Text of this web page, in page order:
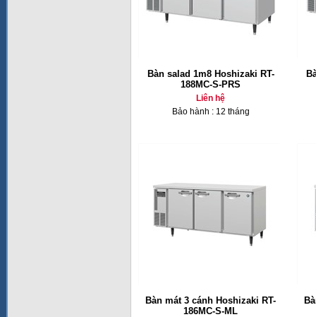
Bàn salad 1m8 Hoshizaki RT-
188MC-S-PRS
Liên hệ
Bảo hành : 12 tháng
Bàn mát 3 cánh Hoshizaki RT-
186MC-S-ML